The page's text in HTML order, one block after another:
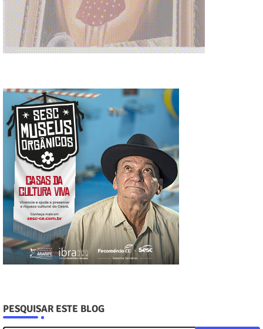
PESQUISAR ESTE BLOG